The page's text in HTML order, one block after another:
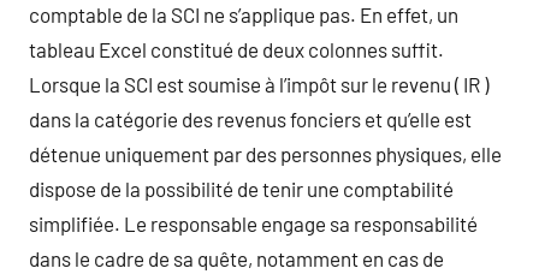
comptable de la SCI ne s’applique pas. En effet, un
tableau Excel constitué de deux colonnes suffit.
Lorsque la SCI est soumise à l’impôt sur le revenu ( IR )
dans la catégorie des revenus fonciers et qu’elle est
détenue uniquement par des personnes physiques, elle
dispose de la possibilité de tenir une comptabilité
simplifiée. Le responsable engage sa responsabilité
dans le cadre de sa quête, notamment en cas de